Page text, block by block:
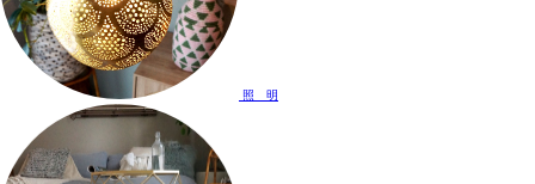
照 明